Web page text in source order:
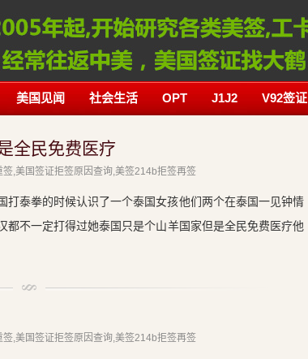
美国见闻 社会生活 OPT J1J2 V92签证
全民免费医疗
签,美国签证拒签原因查询,美签214b拒签再签
打泰拳的时候认识了一个泰国女孩他们两个在泰国一见钟情
都不一定打得过她泰国只是个山羊国家但是全民免费医疗他
签,美国签证拒签原因查询,美签214b拒签再签